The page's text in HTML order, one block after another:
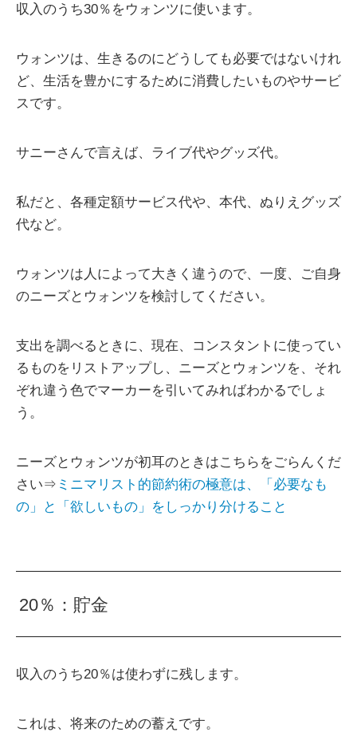
収入のうち30％をウォンツに使います。
ウォンツは、生きるのにどうしても必要ではないけれ
ど、生活を豊かにするために消費したいものやサービ
スです。
サニーさんで言えば、ライブ代やグッズ代。
私だと、各種定額サービス代や、本代、ぬりえグッズ
代など。
ウォンツは人によって大きく違うので、一度、ご自身
のニーズとウォンツを検討してください。
支出を調べるときに、現在、コンスタントに使ってい
るものをリストアップし、ニーズとウォンツを、それ
ぞれ違う色でマーカーを引いてみればわかるでしょ
う。
ニーズとウォンツが初耳のときはこちらをごらんくだ
さい⇒ ミニマリスト的節約術の極意は、「必要なも
の」と「欲しいもの」をしっかり分けること
20％：貯金
収入のうち20％は使わずに残します。
これは、将来のための蓄えです。